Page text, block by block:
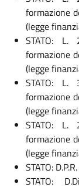
formazione
(legge
STATO:
formazione
(legge
STATO:
formazione
(legge
STATO:
formazione
(legge
STATO:
STATO: